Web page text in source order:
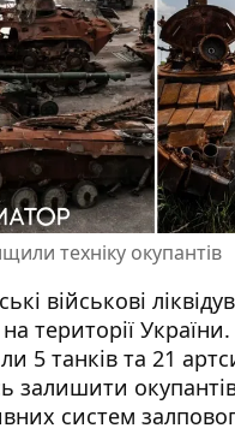
техніку окупантів
військові
на території
5 танків та 21
залишити
систем